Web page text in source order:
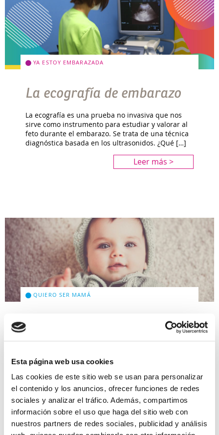
Esta página web usa cookies
Las cookies de este sitio web se usan para personalizar
el contenido y los anuncios, ofrecer funciones de redes
sociales y analizar el tráfico. Además, compartimos
información sobre el uso que haga del sitio web con
nuestros partners de redes sociales, publicidad y análisis
YA ESTOY EMBARAZADA
La ecografía de embarazo
La ecografía es una prueba no invasiva que nos
sirve como instrumento para estudiar y valorar al
feto durante el embarazo. Se trata de una técnica
diagnóstica basada en los ultrasonidos. ¿Qué […]
Leer más >
QUIERO SER MAMÁ
Diagnóstico prenatal
genético
Se denomina diagnóstico prenatal genético a
anomalías genéticas o cromosómicas antes del
nacimiento, es decir, durante la vida fetal. Está
indicado en casos en […]
Leer más >